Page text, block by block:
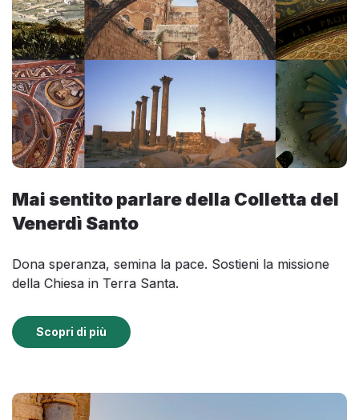
Mai sentito parlare della Colletta del
Venerdì Santo
Dona speranza, semina la pace. Sostieni la missione
della Chiesa in Terra Santa.
Scopri di più